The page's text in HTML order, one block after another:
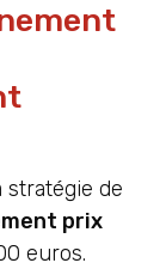
stratégie de
prix
euros.